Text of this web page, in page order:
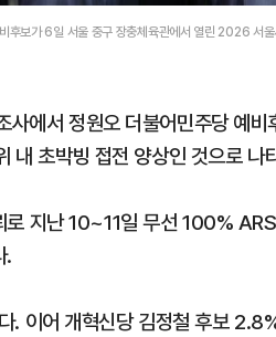
후보가 6일 서울 중구 장충체육관에서 열린 2026 서
에서 정원오 더불어민주당 예
초박빙 접전 양상인 것으로 나
지난 10~11일 무선 100%
.
이어 개혁신당 김정철 후보